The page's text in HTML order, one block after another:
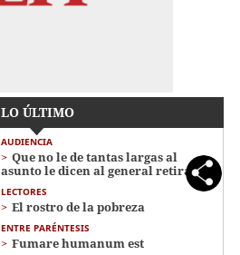
LO ÚLTIMO
AUDIENCIA
Que no le de tantas largas al
asunto le dicen al general retirado
LECTORES
El rostro de la pobreza
ENTRE PARÉNTESIS
Fumare humanum est